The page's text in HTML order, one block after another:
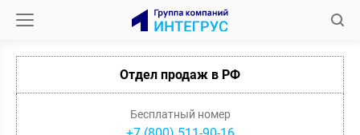
Отдел продаж в РФ
Бесплатный номер